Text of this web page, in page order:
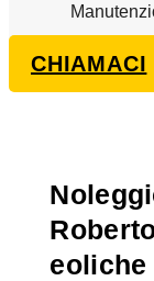
CHIAMACI
eoliche